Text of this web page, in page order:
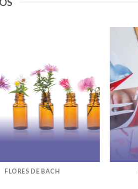
FLORES DE BACH